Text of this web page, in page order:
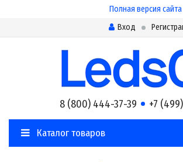
Полная версия сайта
Вход
8 (800) 444-37-39 +7
Каталог товаров